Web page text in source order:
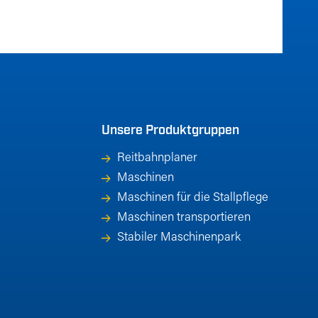
Unsere Produktgruppen
Reitbahnplaner
Maschinen
Maschinen für die Stallpflege
Maschinen transportieren
Stabiler Maschinenpark